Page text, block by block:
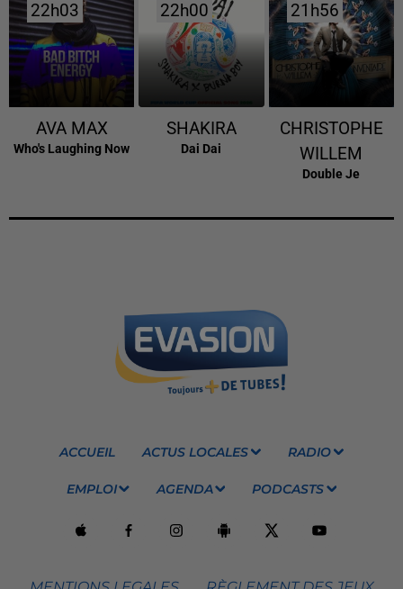
22h03
22h03
AVA MAX
Who's Laughing Now
22h00
22h00
SHAKIRA
Dai Dai
21h56
21h56
CHRISTOPHE
WILLEM
Double Je
ACCUEIL ACTUS LOCALES RADIO
EMPLOI AGENDA PODCASTS